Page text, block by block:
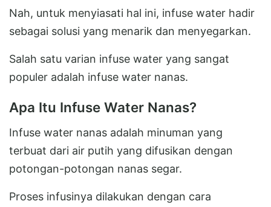
Nah, untuk menyiasati hal ini, infuse water hadir
sebagai solusi yang menarik dan menyegarkan.
Salah satu varian infuse water yang sangat
populer adalah infuse water nanas.
Apa Itu Infuse Water Nanas?
Infuse water nanas adalah minuman yang
terbuat dari air putih yang difusikan dengan
potongan-potongan nanas segar.
Proses infusinya dilakukan dengan cara